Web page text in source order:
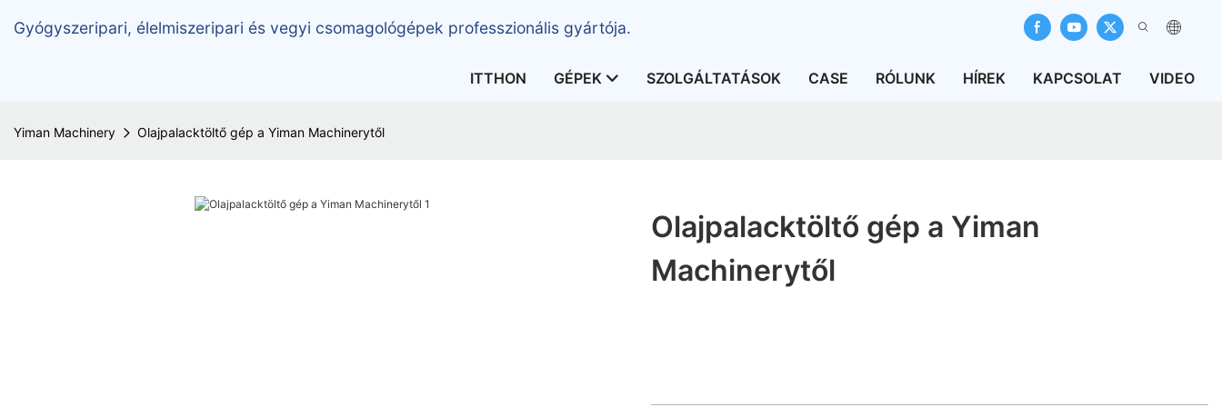
Gyógyszeripari, élelmiszeripari és vegyi csomagológépek professzionális gyártója.
ITTHON GÉPEK SZOLGÁLTATÁSOK CASE RÓLUNK HÍREK KAPCSOLAT VIDEO
Yiman Machinery Olajpalacktöltő gép a Yiman Machinerytől
Olajpalacktöltő gép a Yiman
Machinerytől